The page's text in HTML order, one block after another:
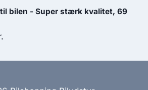
bilen - Super stærk kvalitet, 69